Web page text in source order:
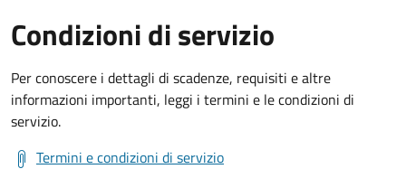
Condizioni di servizio
Per conoscere i dettagli di scadenze, requisiti e altre
informazioni importanti, leggi i termini e le condizioni di
servizio.
Termini e condizioni di servizio